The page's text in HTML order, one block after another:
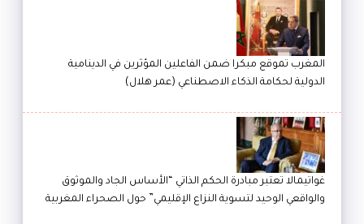
المغرب تموقع مبكرا ضمن الفاعلين المؤثرين في الدينامية
الدولية لحكامة الذكاء الاصطناعي (عمر هلال)
غواتيمالا تعتبر مبادرة الحكم الذاتي “الأساس الجاد والموثوق
والواقعي الوحيد لتسوية النزاع الإقليمي” حول الصحراء المغربية